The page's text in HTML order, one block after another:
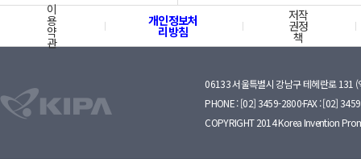
이
용
약
관
개인정보처
리방침
저작
권정
책
06133 서울특별시 강남구 테헤란로 131 (
PHONE : [02] 3459-2800·FAX : [02]
COPYRIGHT 2014 Korea Invention